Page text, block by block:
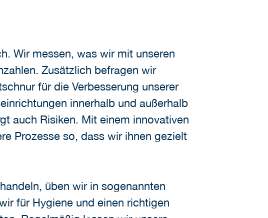
Wir messen, was wir mit unseren
Zusätzlich befragen wir
für die Verbesserung unserer
innerhalb und außerhalb
auch Risiken. Mit einem innovativen
Prozesse so, dass wir ihnen gezielt
üben wir in sogenannten
für Hygiene und einen richtigen